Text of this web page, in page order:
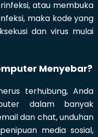
atau membuka
maka kode yang
dan virus mulai
Menyebar?
terhubung, Anda
dalam banyak
dan chat, unduhan
media sosial,